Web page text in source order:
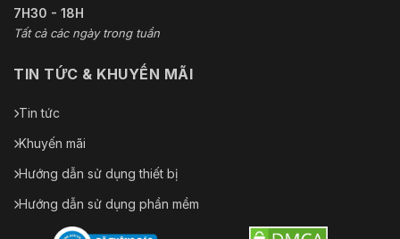
7H30 - 18H
Tất cả các ngày trong tuần
TIN TỨC & KHUYẾN MÃI
Tin tức
Khuyến mãi
Hướng dẫn sử dụng thiết bị
Hướng dẫn sử dụng phần mềm